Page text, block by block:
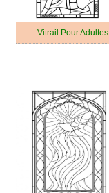
Vitrail Pour Adultes